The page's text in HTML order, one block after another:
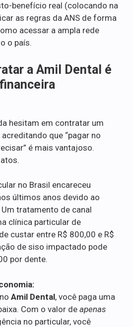
benefício real (colocando na
as regras da ANS de forma
acessar a ampla rede
o país.
a Amil Dental é
hesitam em contratar um
que “pagar no
é mais vantajoso.
no Brasil encareceu
últimos anos devido ao
tratamento de canal
clínica particular de
custar entre R$ 800,00 e R$
de siso impactado pode
por dente.
Amil Dental, você paga uma
Com o valor de apenas
no particular, você